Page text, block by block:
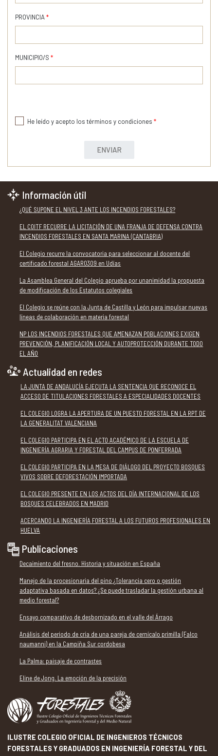
PROVINCIA *
MUNICIPIO/S *
He leído y acepto los términos y condiciones *
ENVIAR
Información útil
¿QUÉ SUPONE EL NIVEL 3 ANTE LOS INCENDIOS FORESTALES?
EL COITF RECURRE LA LICITACIÓN DE UNA FRANJA DE DEFENSA CONTRA
INCENDIOS FORESTALES EN SANTA MARINA (CANTABRIA)
El Colegio recurre la convocatoria para seleccionar al docente del
certificado forestal AGAR0309 en Udías
La Asamblea General del Colegio aprueba por unanimidad la propuesta
de modificación de los Estatutos colegiales
El Colegio se reúne con la Junta de Castilla y León para impulsar nuevas
líneas de colaboración en materia forestal
NP LOS INCENDIOS FORESTALES QUE AMENAZAN POBLACIONES EXIGEN
PREVENCIÓN, PLANIFICACIÓN LOCAL Y AUTOPROTECCIÓN DURANTE TODO
EL AÑO
Actualidad en redes
LA JUNTA DE ANDALUCÍA EJECUTA LA SENTENCIA QUE RECONOCE EL
ACCESO DE TITULACIONES FORESTALES A ESPECIALIDADES DOCENTES
EL COLEGIO LOGRA LA APERTURA DE UN PUESTO FORESTAL EN LA RPT DE
LA GENERALITAT VALENCIANA
EL COLEGIO PARTICIPA EN EL ACTO ACADÉMICO DE LA ESCUELA DE
INGENIERÍA AGRARIA Y FORESTAL DEL CAMPUS DE PONFERRADA
EL COLEGIO PARTICIPA EN LA MESA DE DIÁLOGO DEL PROYECTO BOSQUES
VIVOS SOBRE DEFORESTACIÓN IMPORTADA
EL COLEGIO PRESENTE EN LOS ACTOS DEL DÍA INTERNACIONAL DE LOS
BOSQUES CELEBRADOS EN MADRID
ACERCANDO LA INGENIERÍA FORESTAL A LOS FUTUROS PROFESIONALES EN
HUELVA
Publicaciones
Decaimiento del fresno. Historia y situación en España
Manejo de la procesionaria del pino ¿Tolerancia cero o gestión
adaptativa basada en datos? ¿Se puede trasladar la gestión urbana al
medio forestal?
Ensayo comparativo de desbornizado en el valle del Árrago
Análisis del periodo de cría de una pareja de cernícalo primilla (Falco
naumanni) en la Campiña Sur cordobesa
La Palma: paisaje de contrastes
Eline de Jong. La emoción de la precisión
ILUSTRE COLEGIO OFICIAL DE INGENIEROS TÉCNICOS
FORESTALES Y GRADUADOS EN INGENIERÍA FORESTAL Y DEL